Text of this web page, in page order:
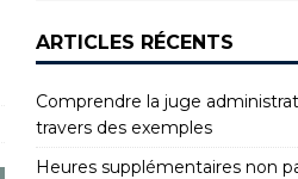
ARTICLES RÉCENTS
Comprendre la juge
travers des exemples
Heures supplémentaires non